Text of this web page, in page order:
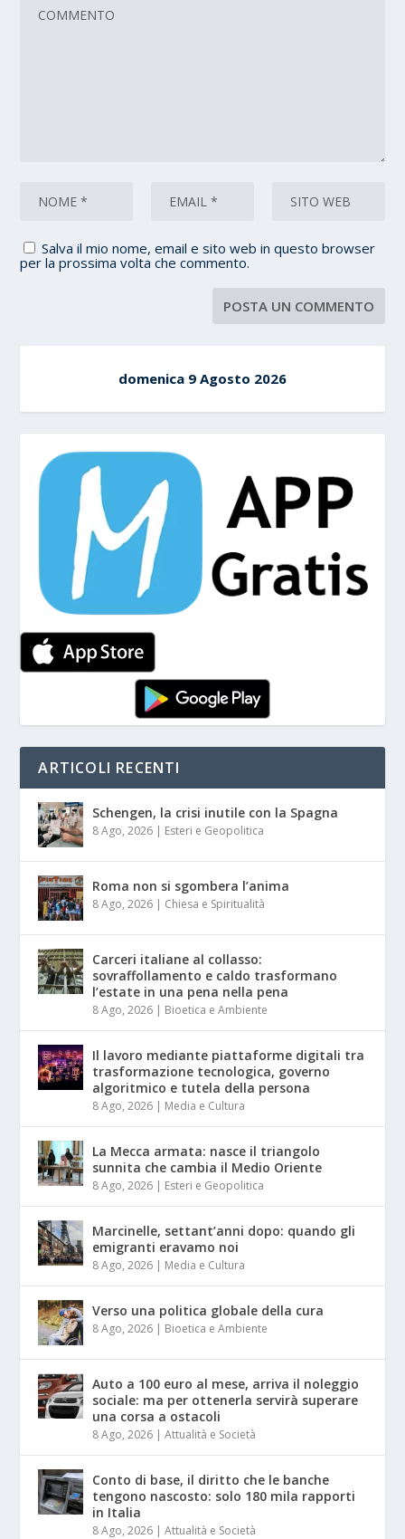
Salva il mio nome, email e sito web in questo browser
per la prossima volta che commento.
domenica 9 Agosto 2026
ARTICOLI RECENTI
Schengen, la crisi inutile con la Spagna
8 Ago, 2026 | Esteri e Geopolitica
Roma non si sgombera l’anima
8 Ago, 2026 | Chiesa e Spiritualità
Carceri italiane al collasso:
sovraffollamento e caldo trasformano
l’estate in una pena nella pena
8 Ago, 2026 | Bioetica e Ambiente
Il lavoro mediante piattaforme digitali tra
trasformazione tecnologica, governo
algoritmico e tutela della persona
8 Ago, 2026 | Media e Cultura
La Mecca armata: nasce il triangolo
sunnita che cambia il Medio Oriente
8 Ago, 2026 | Esteri e Geopolitica
Marcinelle, settant’anni dopo: quando gli
emigranti eravamo noi
8 Ago, 2026 | Media e Cultura
Verso una politica globale della cura
8 Ago, 2026 | Bioetica e Ambiente
Auto a 100 euro al mese, arriva il noleggio
sociale: ma per ottenerla servirà superare
una corsa a ostacoli
8 Ago, 2026 |Attualità e Società
Conto di base, il diritto che le banche
tengono nascosto: solo 180 mila rapporti
in Italia
8 Ago, 2026 |Attualità e Società